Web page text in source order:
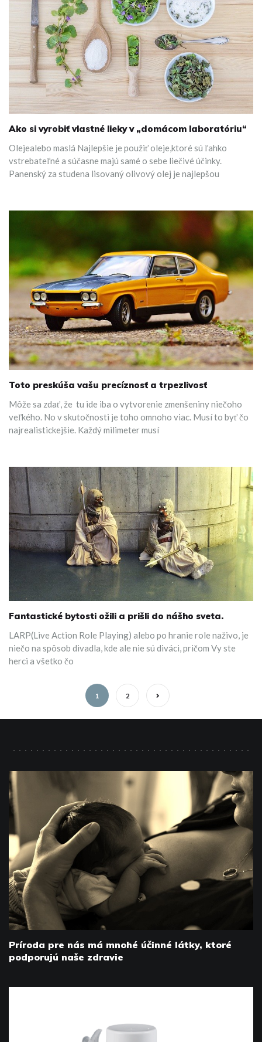
Ako si vyrobiť vlastné lieky v „domácom laboratóriu“
Olejealebo maslá Najlepšie je použiť oleje,ktoré sú ľahko
vstrebateľné a súčasne majú samé o sebe liečivé účinky.
Panenský za studena lisovaný olivový olej je najlepšou
Toto preskúša vašu precíznosť a trpezlivosť
Môže sa zdať, že tu ide iba o vytvorenie zmenšeniny niečoho
veľkého. No v skutočnosti je toho omnoho viac. Musí to byť čo
najrealistickejšie. Každý milimeter musí
Fantastické bytosti ožili a prišli do nášho sveta.
LARP(Live Action Role Playing) alebo po hranie role naživo, je
niečo na spôsob divadla, kde ale nie sú diváci, pričom Vy ste
herci a všetko čo
1 2
Príroda pre nás má mnohé účinné látky, ktoré
podporujú naše zdravie